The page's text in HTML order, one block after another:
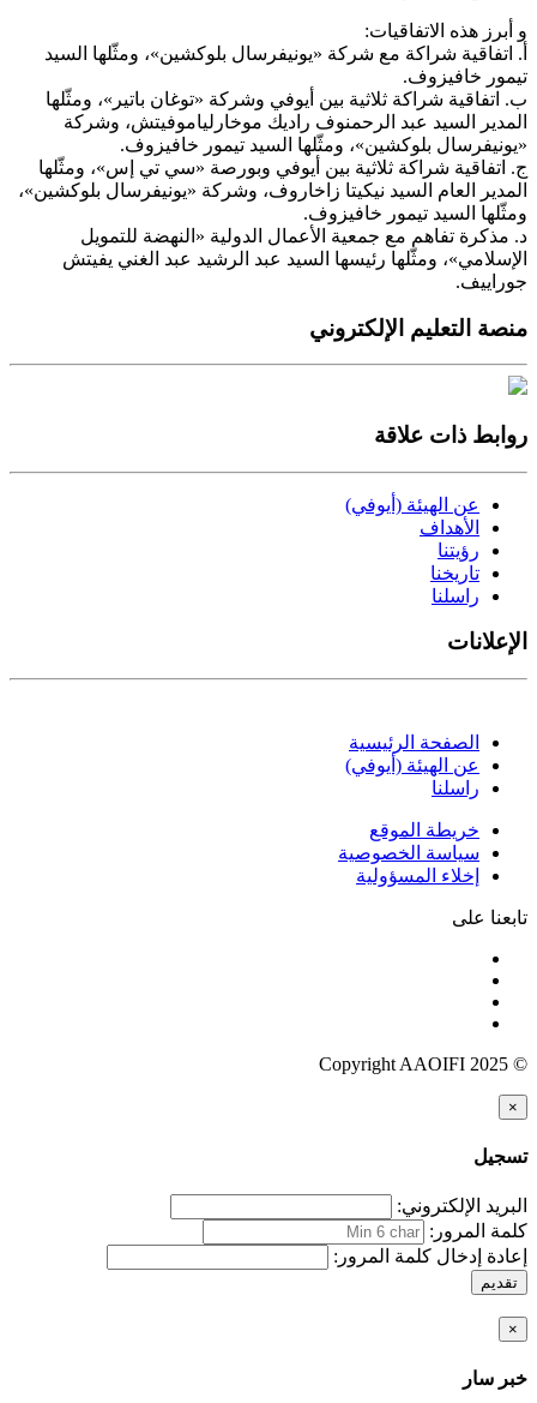
و أبرز هذه الاتفاقيات:
‌أ. اتفاقية شراكة مع شركة «يونيفرسال بلوكشين»، ومثّلها السيد
تيمور خافيزوف.
‌ب. اتفاقية شراكة ثلاثية بين أيوفي وشركة «توغان باتير»، ومثّلها
المدير السيد عبد الرحمنوف راديك موخارلياموفيتش، وشركة
«يونيفرسال بلوكشين»، ومثّلها السيد تيمور خافيزوف.
‌ج. اتفاقية شراكة ثلاثية بين أيوفي وبورصة «سي تي إس»، ومثّلها
المدير العام السيد نيكيتا زاخاروف، وشركة «يونيفرسال بلوكشين»،
ومثّلها السيد تيمور خافيزوف.
‌د. مذكرة تفاهم مع جمعية الأعمال الدولية «النهضة للتمويل
الإسلامي»، ومثّلها رئيسها السيد عبد الرشيد عبد الغني يفيتش
جوراييف.
منصة التعليم الإلكتروني
روابط ذات علاقة
عن الهيئة (أيوفي)
الأهداف
رؤيتنا
تاريخنا
راسلنا
الإعلانات
الصفحة الرئيسية
عن الهيئة (أيوفي)
راسلنا
خريطة الموقع
سياسة الخصوصية
إخلاء المسؤولية
تابعنا على
© Copyright AAOIFI 2025
×
تسجيل
البريد الإلكتروني:
كلمة المرور:
إعادة إدخال كلمة المرور:
تقديم
×
خبر سار